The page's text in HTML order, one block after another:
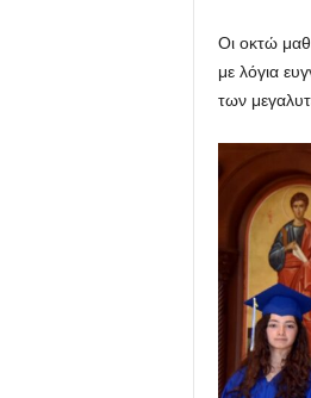
Οι οκτώ
με λόγια
των